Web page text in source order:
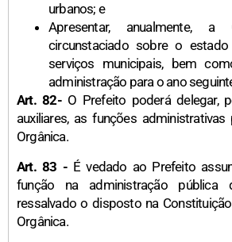
urbanos; e
Apresentar, anualmente, a
circunstaciado sobre o
serviços municipais, bem
administração para o ano
Art. 82-O Prefeito poderá delegar,
auxiliares, as funções
Orgânica.
Art. 83 -É vedado ao Prefeito
função na administração pública
ressalvado o disposto na
Orgânica.